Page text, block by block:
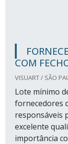
COM
VISUART / SÃO
Lote mínimo
fornecedores
responsáveis
excelente
importância